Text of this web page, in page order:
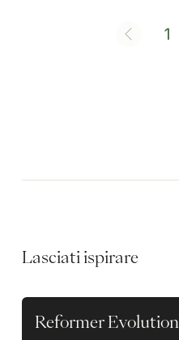
1
Lasciati ispirare
Reformer Evolution